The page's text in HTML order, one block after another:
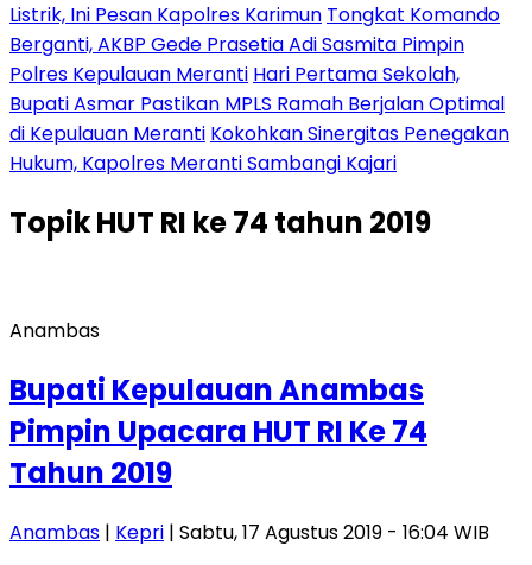
Listrik, Ini Pesan Kapolres Karimun Tongkat Komando
Berganti, AKBP Gede Prasetia Adi Sasmita Pimpin
Polres Kepulauan Meranti Hari Pertama Sekolah,
Bupati Asmar Pastikan MPLS Ramah Berjalan Optimal
di Kepulauan Meranti Kokohkan Sinergitas Penegakan
Hukum, Kapolres Meranti Sambangi Kajari
TopikHUT RI ke 74 tahun 2019
Anambas
Bupati Kepulauan Anambas
Pimpin Upacara HUT RI Ke 74
Tahun 2019
Anambas | Kepri | Sabtu, 17 Agustus 2019 - 16:04 WIB